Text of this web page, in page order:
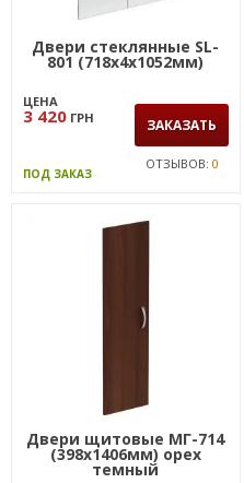
Двери стеклянные SL-
801 (718х4х1052мм)
ЦЕНА
3 420 ГРН ЗАКАЗАТЬ
ПОД ЗАКАЗ
ОТЗЫВОВ: 0
Двери щитовые МГ-714
(398х1406мм) орех
темный